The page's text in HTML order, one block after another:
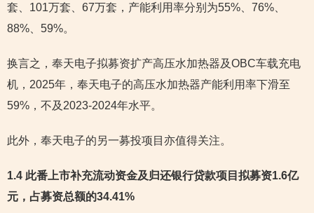
套、101万套、67万套，产能利用率分别为55%、76%、
88%、59%。
换言之，奉天电子拟募资扩产高压水加热器及OBC车载充电
机，2025年，奉天电子的高压水加热器产能利用率下滑至
59%，不及2023-2024年水平。
此外，奉天电子的另一募投项目亦值得关注。
1.4 此番上市补充流动资金及归还银行贷款项目拟募资1.6亿
元，占募资总额的34.41%